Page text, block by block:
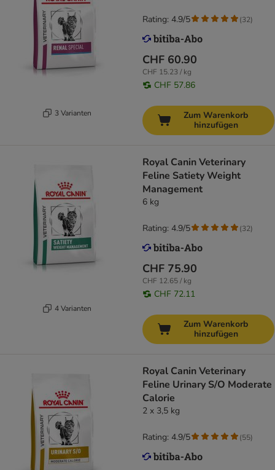
3 Varianten
CHF 60.90
CHF 15.23 / kg
CHF 57.86
Rating: 4.9/5 (32)
Zum Warenkorb
hinzufügen
4 Varianten
Royal Canin Veterinary
Feline Satiety Weight
Management
6 kg
CHF 75.90
CHF 12.65 / kg
CHF 72.11
Rating: 4.9/5 (32)
Zum Warenkorb
hinzufügen
Royal Canin Veterinary
Feline Urinary S/O Moderate
Calorie
2 x 3,5 kg
Rating: 4.9/5 (55)